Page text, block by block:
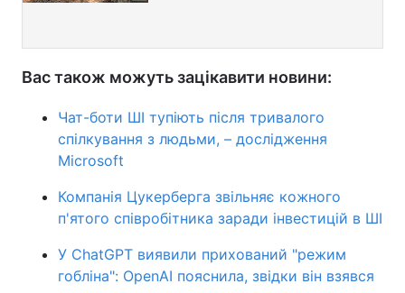
Вас також можуть зацікавити новини:
Чат-боти ШІ тупіють після тривалого
спілкування з людьми, – дослідження
Microsoft
Компанія Цукерберга звільняє кожного
п'ятого співробітника заради інвестицій в ШІ
У ChatGPT виявили прихований "режим
гобліна": OpenAI пояснила, звідки він взявся